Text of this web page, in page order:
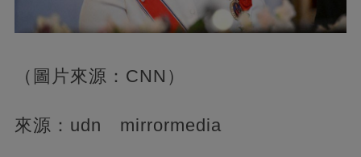
（圖片來源：CNN）
來源：udn mirrormedia